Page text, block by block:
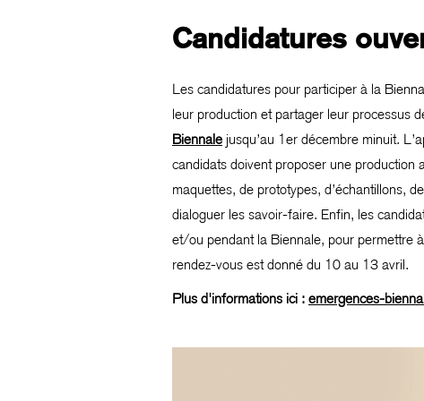
Candidatures
Les candidatures pour participer à la
leur production et partager leur processus
Biennalejusqu’au 1er décembre minuit.
candidats doivent proposer une production
maquettes, de prototypes, d’échantillons,
dialoguer les savoir-faire. Enfin, les
et/ou pendant la Biennale, pour permettre
rendez-vous est donné du 10 au 13 avril.
Plus d'informations ici : emergences-